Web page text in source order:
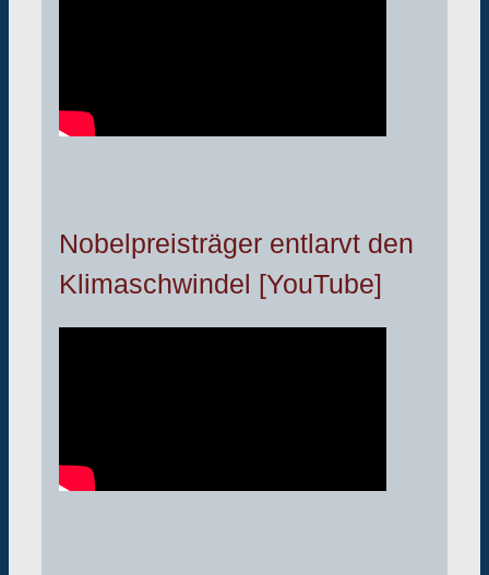
Nobelpreisträger entlarvt den
Klimaschwindel [YouTube]